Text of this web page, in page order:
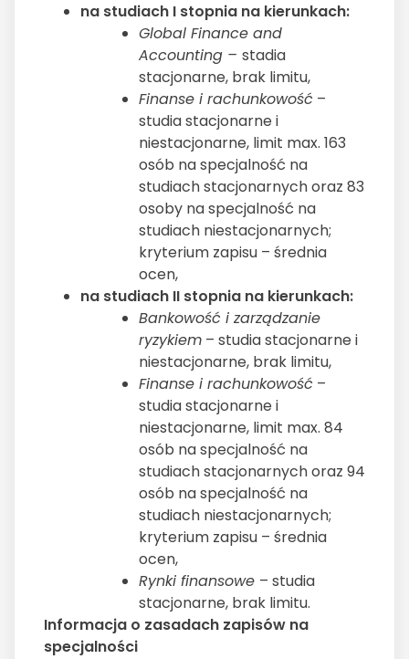
na studiach I stopnia na kierunkach:
Global Finance and
Accounting – stadia
stacjonarne, brak limitu,
Finanse i rachunkowość –
studia stacjonarne i
niestacjonarne, limit max. 163
osób na specjalność na
studiach stacjonarnych oraz 83
osoby na specjalność na
studiach niestacjonarnych;
kryterium zapisu – średnia
ocen,
na studiach II stopnia na kierunkach:
Bankowość i zarządzanie
ryzykiem – studia stacjonarne i
niestacjonarne, brak limitu,
Finanse i rachunkowość –
studia stacjonarne i
niestacjonarne, limit max. 84
osób na specjalność na
studiach stacjonarnych oraz 94
osób na specjalność na
studiach niestacjonarnych;
kryterium zapisu – średnia
ocen,
Rynki finansowe – studia
stacjonarne, brak limitu.
Informacja o zasadach zapisów na
specjalności